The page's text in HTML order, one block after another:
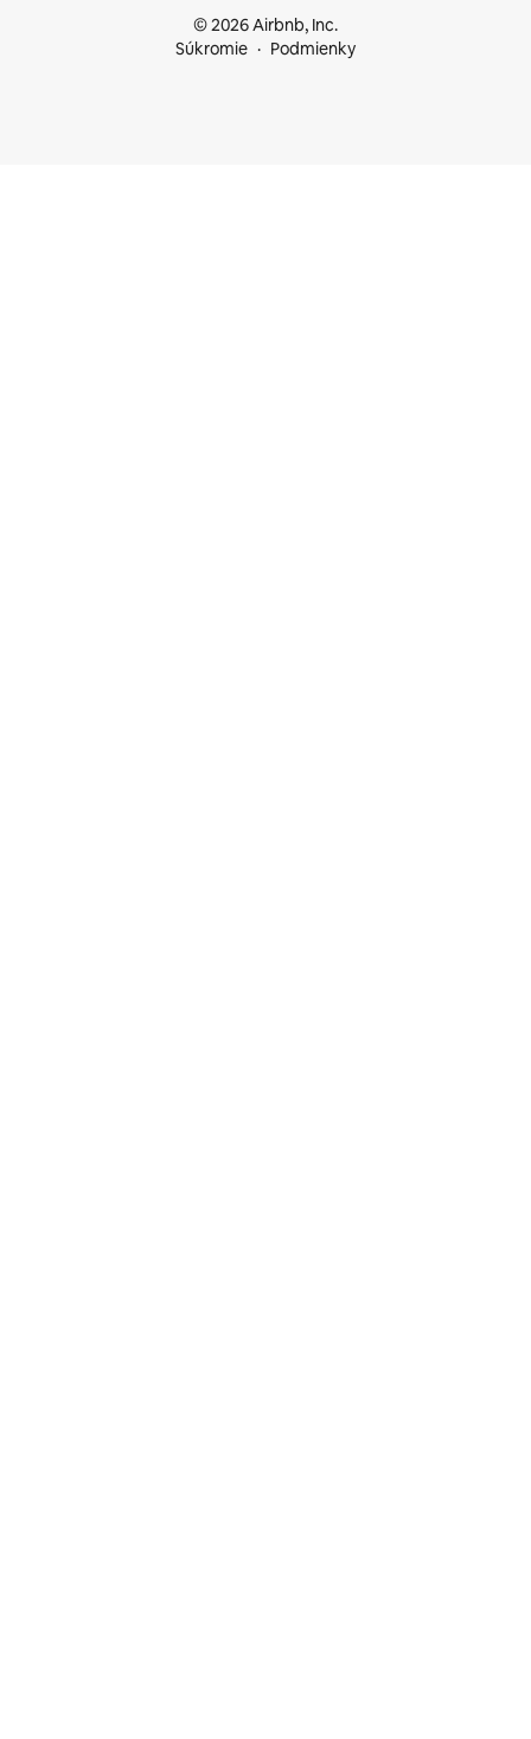
© 2026 Airbnb, Inc.
Súkromie
Podmienky